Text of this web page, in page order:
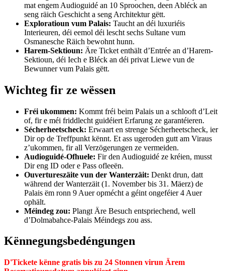
mat engem Audioguidé an 10 Sproochen, deen Abléck an
seng räich Geschicht a seng Architektur gëtt.
Exploratioun vum Palais: Taucht an déi luxuriéis
Interieuren, déi eemol déi lescht sechs Sultane vum
Osmanesche Räich bewohnt hunn.
Harem-Sektioun: Äre Ticket enthält d’Entrée an d’Harem-
Sektioun, déi Iech e Bléck an déi privat Liewe vun de
Bewunner vum Palais gëtt.
Wichteg fir ze wëssen
Fréi ukommen: Kommt fréi beim Palais un a schlooft d’Leit
of, fir e méi friddlecht guidéiert Erfarung ze garantéieren.
Sécherheetscheck: Erwaart en strenge Sécherheetscheck, ier
Dir op de Treffpunkt kënnt. Et ass ugeroden gutt am Viraus
z’ukommen, fir all Verzögerungen ze vermeiden.
Audioguidé-Ofhuele: Fir den Audioguidé ze kréien, musst
Dir eng ID oder e Pass ofleeën.
Ouvertureszäite vun der Wanterzäit: Denkt drun, datt
während der Wanterzäit (1. November bis 31. Mäerz) de
Palais ëm ronn 9 Auer opmécht a géint ongeféier 4 Auer
ophält.
Méindeg zou: Plangt Äre Besuch entspriechend, well
d’Dolmabahce-Palais Méindegs zou ass.
Kënnegungsbedéngungen
D'Tickete kënne gratis bis zu 24 Stonnen virun Ärem